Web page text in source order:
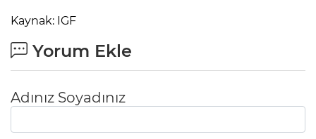
Kaynak: IGF
Yorum Ekle
Adınız Soyadınız